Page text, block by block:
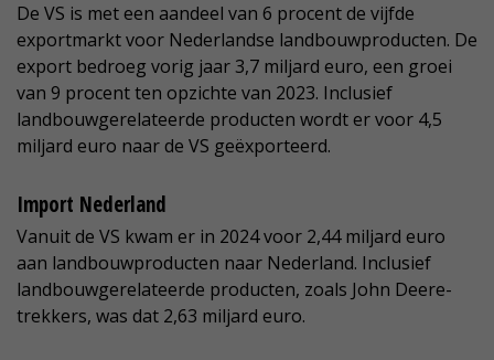
De VS is met een aandeel van 6 procent de vijfde
exportmarkt voor Nederlandse landbouwproducten. De
export bedroeg vorig jaar 3,7 miljard euro, een groei
van 9 procent ten opzichte van 2023. Inclusief
landbouwgerelateerde producten wordt er voor 4,5
miljard euro naar de VS geëxporteerd.
Import Nederland
Vanuit de VS kwam er in 2024 voor 2,44 miljard euro
aan landbouwproducten naar Nederland. Inclusief
landbouwgerelateerde producten, zoals John Deere-
trekkers, was dat 2,63 miljard euro.